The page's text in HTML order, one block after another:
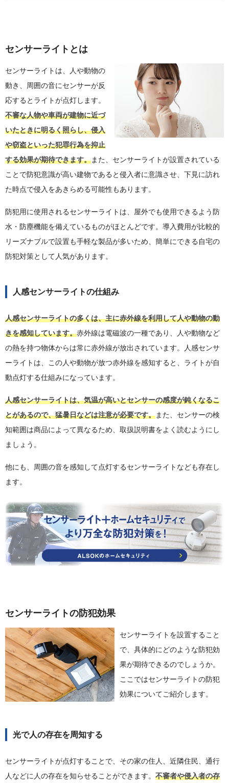
センサーライトとは
センサーライトは、人や動物の
動き、周囲の音にセンサーが反
応するとライトが点灯します。
不審な人物や車両が建物に近づ
いたときに明るく照らし、侵入
や窃盗といった犯罪行為を抑止
する効果が期待できます。また、センサーライトが設置されている
ことで防犯意識が高い建物であると侵入者に意識させ、下見に訪れ
た時点で侵入をあきらめる可能性もあります。
防犯用に使用されるセンサーライトは、屋外でも使用できるよう防
水・防塵機能を備えているものがほとんどです。導入費用が比較的
リーズナブルで設置も手軽な製品が多いため、簡単にできる自宅の
防犯対策として人気があります。
人感センサーライトの仕組み
人感センサーライトの多くは、主に赤外線を利用して人や動物の動
きを感知しています。赤外線は電磁波の一種であり、人や動物など
の熱を持つ物体からは常に赤外線が放出されています。人感センサ
ーライトは、この人や動物が放つ赤外線を感知すると、ライトが自
動点灯する仕組みになっています。
人感センサーライトは、気温が高いとセンサーの感度が鈍くなるこ
とがあるので、猛暑日などは注意が必要です。また、センサーの検
知範囲は商品によって異なるため、取扱説明書をよく読むようにし
ましょう。
他にも、周囲の音を感知して点灯するセンサーライトなども存在し
ます。
センサーライトの防犯効果
センサーライトを設置すること
で、具体的にどのような防犯効
果が期待できるのでしょうか。
ここではセンサーライトの防犯
効果についてご紹介します。
光で人の存在を周知する
センサーライトが点灯することで、その家の住人、近隣住民、通行
人などに人の存在を知らせることができます。 不審者や侵入者の存